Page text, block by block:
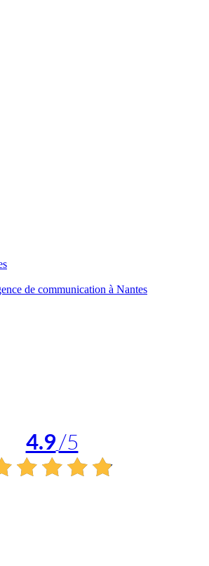
de communication à Nantes
4.9/5